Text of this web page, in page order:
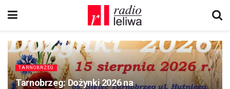
TARNOBRZEG
Tarnobrzeg: Dożynki 2026 na